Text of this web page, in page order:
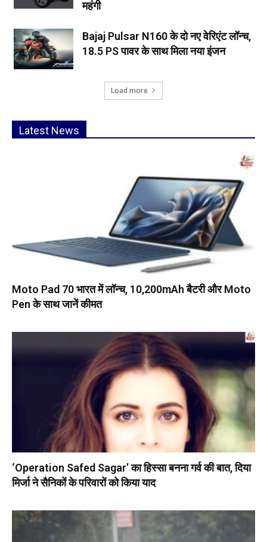
महंगी
Bajaj Pulsar N160 के दो नए वेरिएंट लॉन्च,
18.5 PS पावर के साथ मिला नया इंजन
Load more
Latest News
Moto Pad 70 भारत में लॉन्च, 10,200mAh बैटरी और Moto
Pen के साथ जानें कीमत
‘Operation Safed Sagar’ का हिस्सा बनना गर्व की बात, दिया
मिर्जा ने सैनिकों के परिवारों को किया याद